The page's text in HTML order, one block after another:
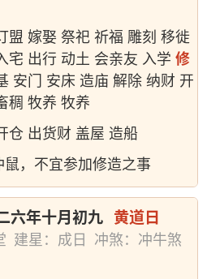
盟 嫁娶 祭祀 祈福 雕刻 移徙
宅 出行 动土 会亲友 入学修
安门 安床 造庙 解除 纳财 开
稠 牧养 牧养
仓 出货财 盖屋 造船
鼠，不宜参加修造之事
六年十月初九 黄道日
建星：成日
冲煞：冲牛煞